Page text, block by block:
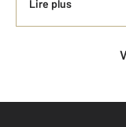
Lire plus